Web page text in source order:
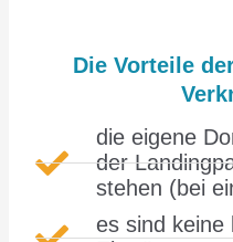
Die Vorteile
die eigene
der
stehen (bei
es sind keine